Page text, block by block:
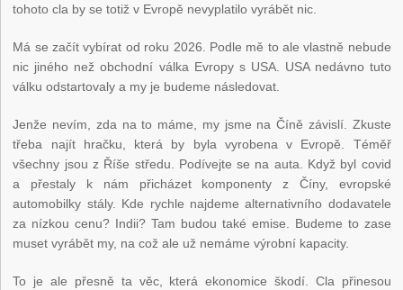
tohoto cla by se totiž v Evropě nevyplatilo vyrábět nic.
Má se začít vybírat od roku 2026. Podle mě to ale vlastně nebude
nic jiného než obchodní válka Evropy s USA. USA nedávno tuto
válku odstartovaly a my je budeme následovat.
Jenže nevím, zda na to máme, my jsme na Číně závislí. Zkuste
třeba najít hračku, která by byla vyrobena v Evropě. Téměř
všechny jsou z Říše středu. Podívejte se na auta. Když byl covid
a přestaly k nám přicházet komponenty z Číny, evropské
automobilky stály. Kde rychle najdeme alternativního dodavatele
za nízkou cenu? Indii? Tam budou také emise. Budeme to zase
muset vyrábět my, na což ale už nemáme výrobní kapacity.
To je ale přesně ta věc, která ekonomice škodí. Cla přinesou